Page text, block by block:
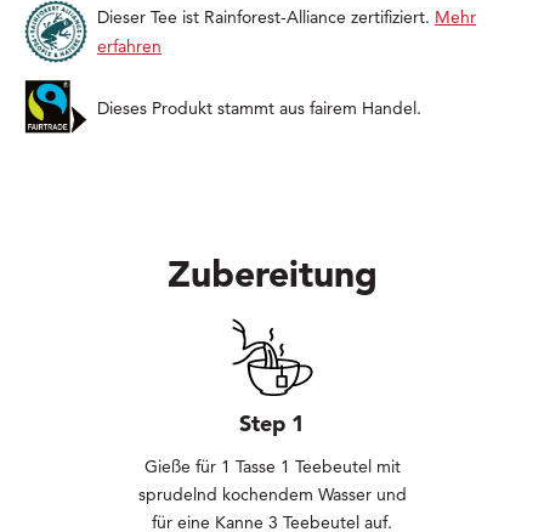
Dieser Tee ist Rainforest-Alliance zertifiziert. Mehr
erfahren
Dieses Produkt stammt aus fairem Handel.
Zubereitung
Step 1
Gieße für 1 Tasse 1 Teebeutel mit
sprudelnd kochendem Wasser und
für eine Kanne 3 Teebeutel auf.